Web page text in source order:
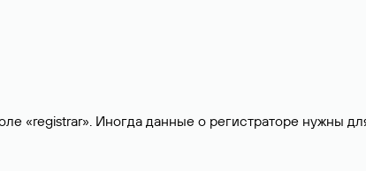
«registrar». Иногда данные о регистраторе нужны